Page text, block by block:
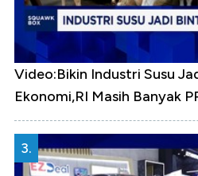
Video:Bikin Industri Susu
Ekonomi,RI Masih Banyak
3.